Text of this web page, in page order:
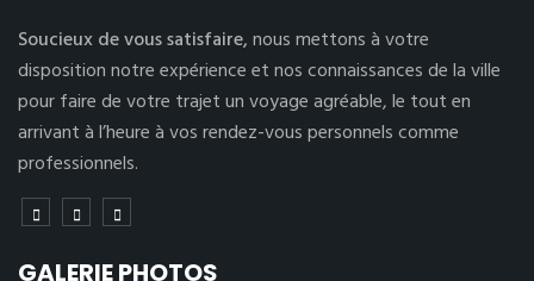
Soucieux de vous satisfaire,nous mettons à votre
disposition notre expérience et nos connaissances de la ville
pour faire de votre trajet un voyage agréable, le tout en
arrivant à l’heure à vos rendez-vous personnels comme
professionnels.
GALERIE PHOTOS